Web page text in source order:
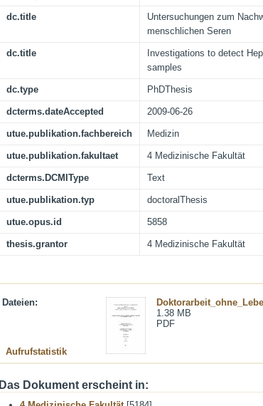
dc.title
Untersuchungen zum
menschlichen Seren
dc.title
Investigations to detect
samples
dc.type PhDThesis
dcterms.dateAccepted 2009-06-26
utue.publikation.fachbereich Medizin
utue.publikation.fakultaet 4 Medizinische Fakultät
dcterms.DCMIType Text
utue.publikation.typ doctoralThesis
utue.opus.id 5858
thesis.grantor 4 Medizinische Fakultät
Dateien:
1.38 MB
PDF
Aufrufstatistik
Das Dokument erscheint in: